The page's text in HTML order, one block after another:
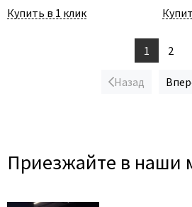
Купить в 1 клик
Назад
1 2
Приезжайте в наши